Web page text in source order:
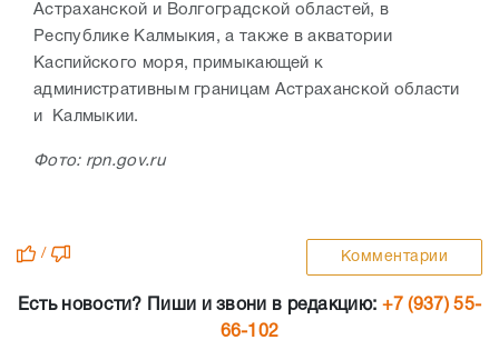
Астраханской и Волгоградской областей, в
Республике Калмыкия, а также в акватории
Каспийского моря, примыкающей к
административным границам Астраханской области
и Калмыкии.
Фото: rpn.gov.ru
/ Комментарии
Есть новости? Пиши и звони в редакцию: +7 (937) 55-
66-102